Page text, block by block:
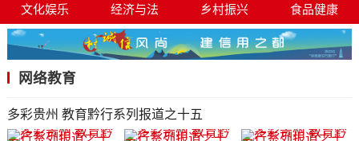
文化娱乐
经济与法 乡村振兴 食品健康
网络教育
多彩贵州 教育黔行系列报道之十五